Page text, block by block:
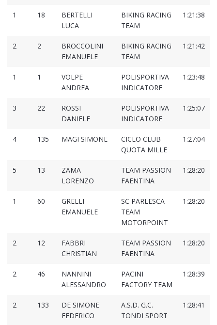
1 18
BERTELLI
LUCA
BIKING RACING
TEAM
1:21:38
2 2
BROCCOLINI
EMANUELE
BIKING RACING
TEAM
1:21:42
1 1
VOLPE
ANDREA
POLISPORTIVA
INDICATORE
1:23:48
3 22
ROSSI
DANIELE
POLISPORTIVA
INDICATORE
1:25:07
4 135 MAGI SIMONE
CICLO CLUB
QUOTA MILLE
1:27:04
5 13
ZAMA
LORENZO
TEAM PASSION
FAENTINA
1:28:20
1 60
GRELLI
EMANUELE
SC PARLESCA
TEAM
MOTORPOINT
1:28:20
2 12
FABBRI
CHRISTIAN
TEAM PASSION
FAENTINA
1:28:20
2 46
NANNINI
ALESSANDRO
PACINI
FACTORY TEAM
1:28:39
2 133
DE SIMONE
FEDERICO
A.S.D. G.C.
TONDI SPORT
1:28:41